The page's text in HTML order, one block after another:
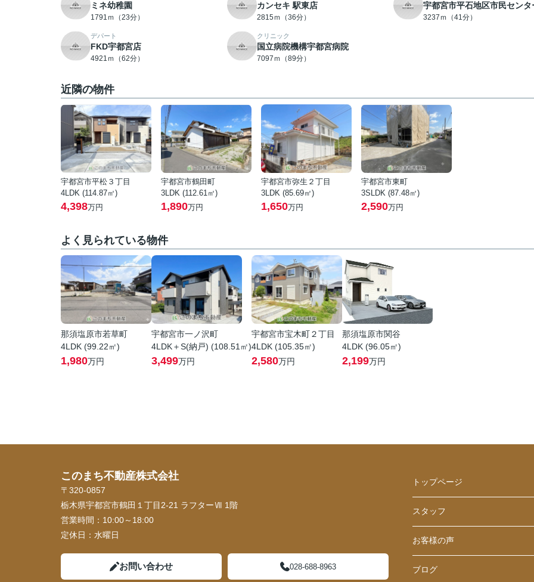
ミネ幼稚園
1791ｍ（23分）
カンセキ 駅東店
2815ｍ（36分）
宇都宮市平石地区市民センタ
3237ｍ（41分）
デパート
FKD宇都宮店
4921ｍ（62分）
クリニック
国立病院機構宇都宮病院
7097ｍ（89分）
近隣の物件
宇都宮市平松３丁目
4LDK (114.87㎡)
4,398万円
宇都宮市鶴田町
3LDK (112.61㎡)
1,890万円
宇都宮市弥生２丁目
3LDK (85.69㎡)
1,650万円
宇都宮市東町
3SLDK (87.48㎡)
2,590万円
よく見られている物件
那須塩原市若草町
4LDK (99.22㎡)
1,980万円
宇都宮市一ノ沢町
4LDK＋S(納戸) (108.51㎡)
3,499万円
宇都宮市宝木町２丁目
4LDK (105.35㎡)
2,580万円
那須塩原市関谷
4LDK (96.05㎡)
2,199万円
このまち不動産株式会社
〒320-0857
栃木県宇都宮市鶴田１丁目2-21 ラフターⅦ 1階
営業時間： 10:00～18:00
定休日： 水曜日
お問い合わせ 028-688-8963
トップページ
スタッフ
お客様の声
ブログ